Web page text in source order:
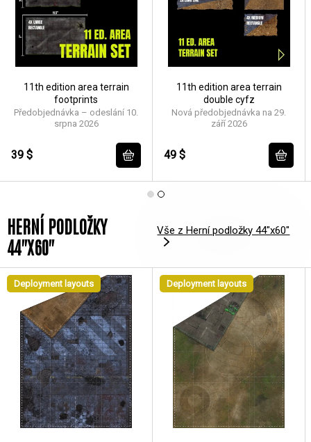
11th edition area terrain
footprints
Předobjednávka – odeslání 10.
srpna 2026
39 $
11th edition area terrain
double cyfz
Nová předobjednávka na 29.
září 2026
49 $
HERNÍ PODLOŽKY
44"X60"
Vše z Herní podložky 44"x60"
Deployment layouts Deployment layouts